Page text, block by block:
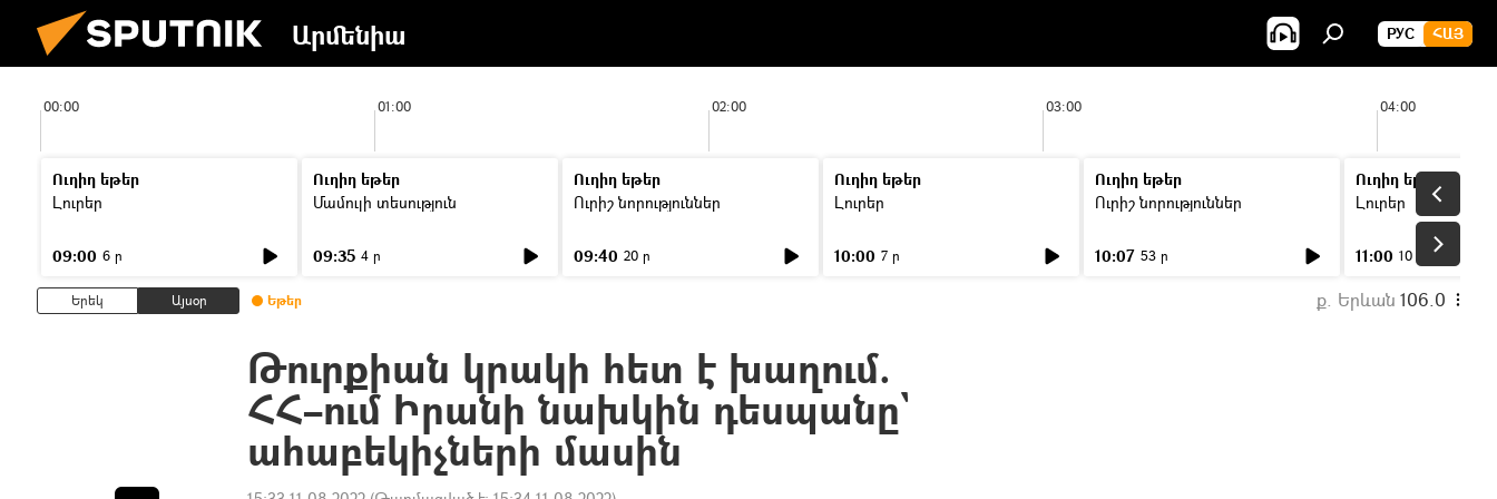
Արմենիա РУС ՀԱՅ
00:00 01:00 02:00 03:00 04:00
Ուղիղ եթեր
Լուրեր
09:00 6 ր
Ուղիղ եթեր
Մամուլի տեսություն
09:35 4 ր
Ուղիղ եթեր
Ուրիշ նորություններ
09:40 20 ր
Ուղիղ եթեր
Լուրեր
10:00 7 ր
Ուղիղ եթեր
Ուրիշ նորություններ
10:07 53 ր
Ուղիղ եթեր
Լուրեր
11:00 10 ր
Երեկ Այսօր Եթեր ք. Երևան 106.0
Թուրքիան կրակի հետ է խաղում.
ՀՀ–ում Իրանի նախկին դեսպանը`
ահաբեկիչների մասին